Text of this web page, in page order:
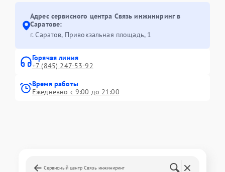
Адрес сервисного центра Связь инжиниринг в
Саратове:
г. Саратов, Привокзальная площадь, 1
Горячая линия
+7 (845) 247-53-92
Время работы
Ежедневно с 9:00 до 21:00
Сервисный центр Связь инжиниринг